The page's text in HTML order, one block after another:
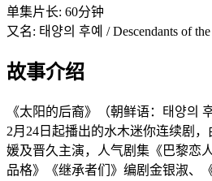
单集片长: 60分钟
又名: 태양의 후예 / Descendants of the
故事介绍
《太阳的后裔》（朝鲜语：태양의
2月24日起播出的水木迷你连续剧
媛及晋久主演，人气剧集《巴黎恋
品格》《继承者们》编剧金银淑、